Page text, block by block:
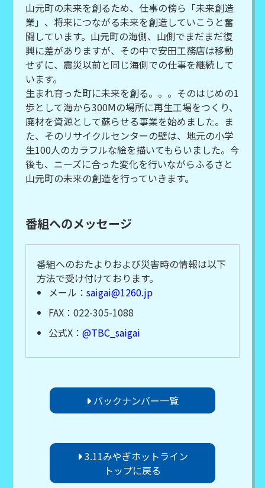
山元町の未来を創るため、仕事の傍ら「未来創造
業」、将来につながる未来を創造していこうと奮
闘しています。山元町の海側、山側でまだまだ復
興に差がありますが、その中で安田工務店は移動
せずに、震災以前と同じ海側での仕事を継続して
います。
生まれ育った町に未来を創る。。。そのはじめの1
歩として海から300Ⅿの場所に再生工場をつくり、
廃材を資源として蘇らせる事業を始めました。ま
た、そのリサイクルセンターの壁は、地元の小学
生100人のカラフルな絵を描いてもらいました。今
後も、ニーズに合った変化を行いながらふるさと
山元町の未来の創造を行っていきます。
番組へのメッセージ
番組へのおたよりおよび災害時の情報は以下
方法で受け付けております。
メール： saigai@1260.jp
FAX：022-305-1088
公式X： @TBC_saigai
バックナンバー一覧
3.11みやぎホットライン
トップに戻る